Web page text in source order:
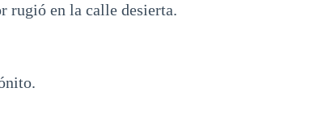
rugió en la calle desierta.